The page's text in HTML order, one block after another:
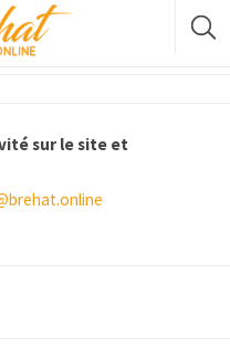
sur le site et